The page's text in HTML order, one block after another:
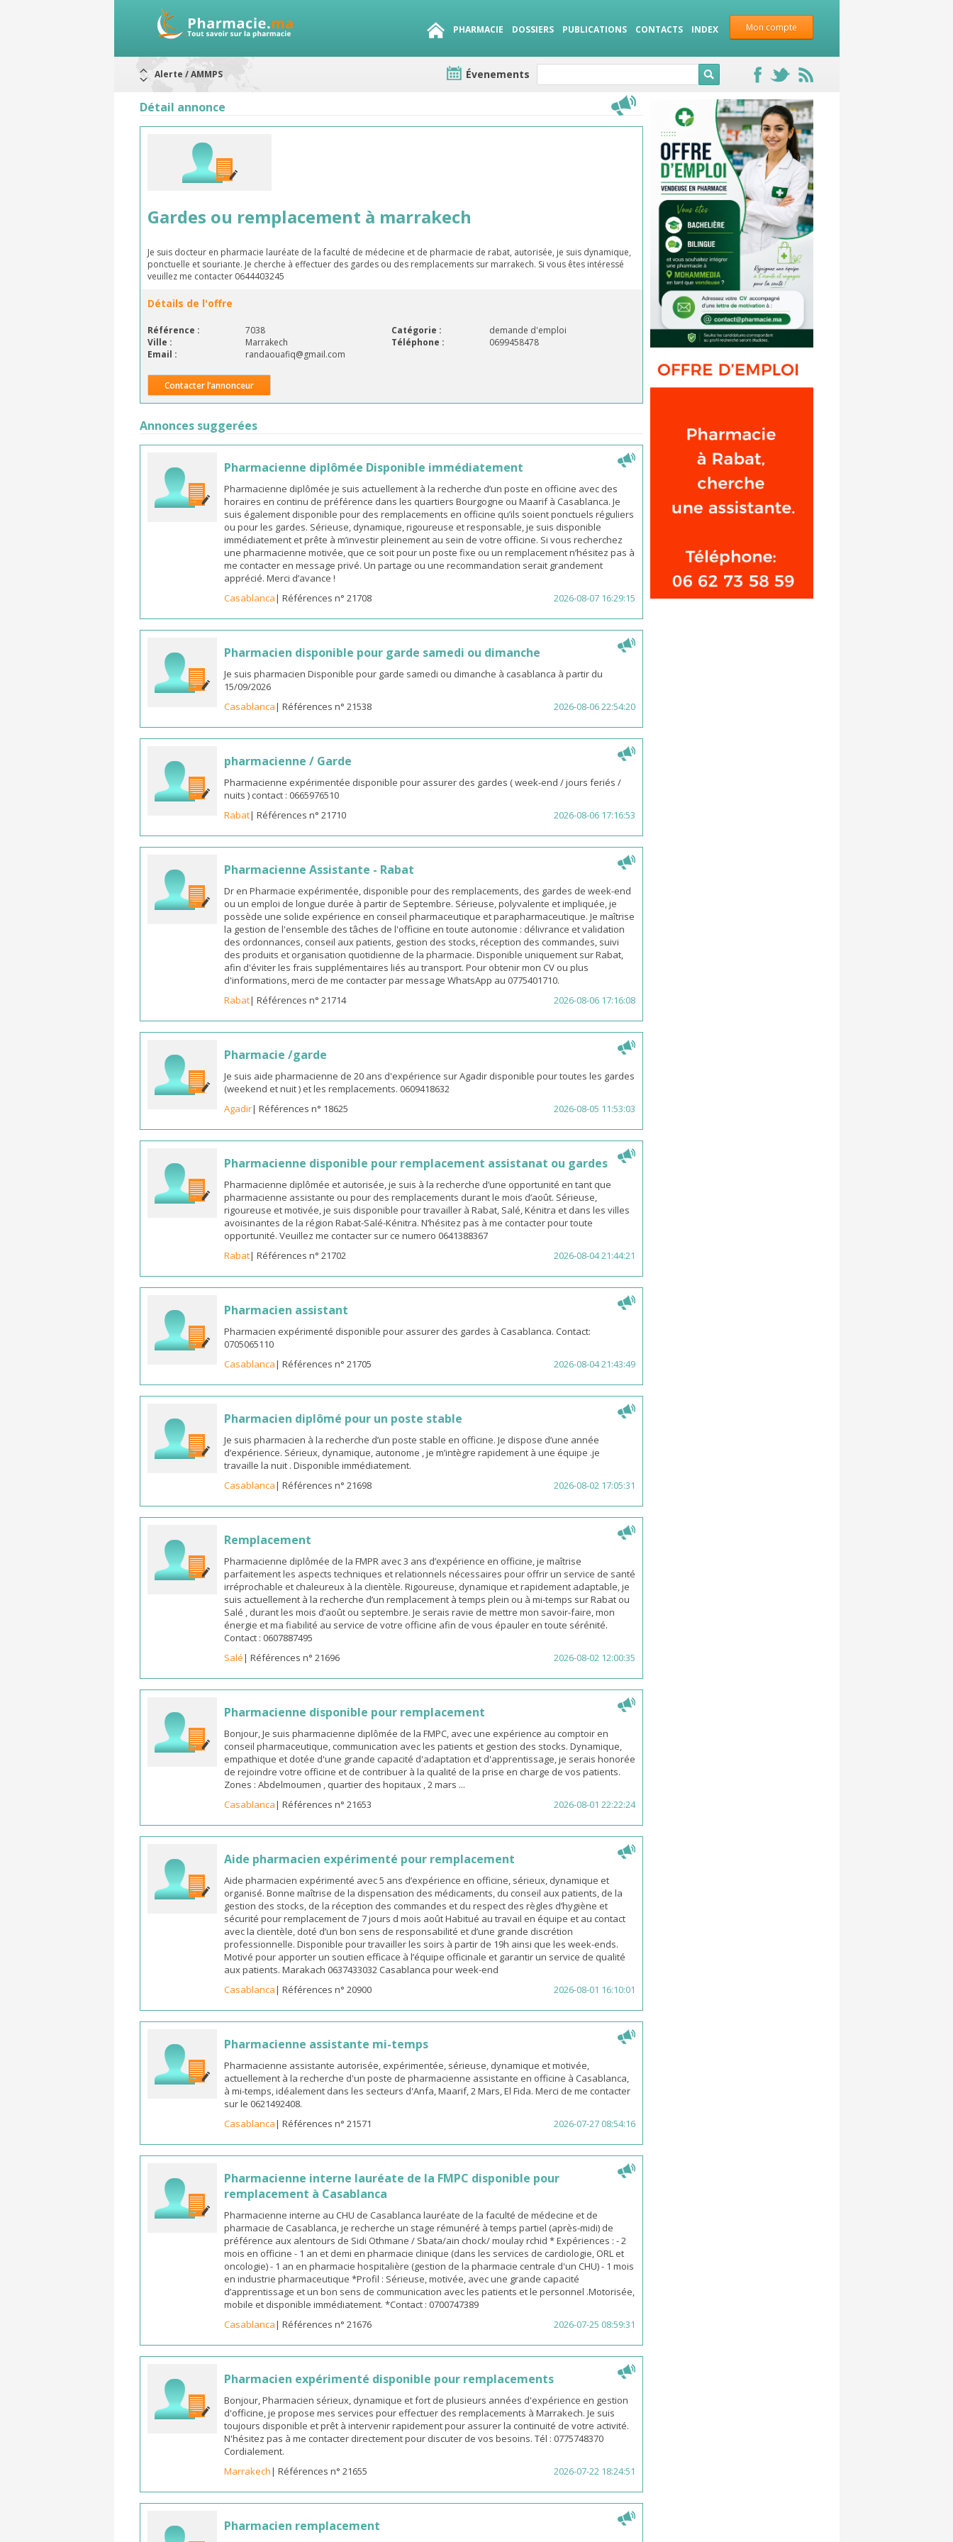
Mon compte
PHARMACIE DOSSIERS PUBLICATIONS CONTACTS INDEX
Alerte / AMMPS
ARRÊT DE COMMERCIALISATION
Rappel de lots : préparations lactées
Évenements
Détail annonce
Gardes ou remplacement à marrakech
Je suis docteur en pharmacie lauréate de la faculté de médecine et de pharmacie de rabat, autorisée, je suis dynamique,
ponctuelle et souriante. Je cherche à effectuer des gardes ou des remplacements sur marrakech. Si vous êtes intéressé
veuillez me contacter 0644403245
Détails de l'offre
Référence : 7038 Catégorie :
demande d'emploi
Ville :
Marrakech Téléphone :
0699458478
Email :
randaouafiq@gmail.com
Contacter l’annonceur
Annonces suggerées
Pharmacienne diplômée Disponible immédiatement
Pharmacienne diplômée je suis actuellement à la recherche d’un poste en officine avec des
horaires en continu de préférence dans les quartiers Bourgogne ou Maarif à Casablanca. Je
suis également disponible pour des remplacements en officine qu’ils soient ponctuels réguliers
ou pour les gardes. Sérieuse, dynamique, rigoureuse et responsable, je suis disponible
immédiatement et prête à m’investir pleinement au sein de votre officine. Si vous recherchez
une pharmacienne motivée, que ce soit pour un poste fixe ou un remplacement n’hésitez pas à
me contacter en message privé. Un partage ou une recommandation serait grandement
apprécié. Merci d’avance !
Casablanca| Références n° 21708 2026-08-07 16:29:15
Pharmacien disponible pour garde samedi ou dimanche
Je suis pharmacien Disponible pour garde samedi ou dimanche à casablanca à partir du
15/09/2026
Casablanca| Références n° 21538 2026-08-06 22:54:20
pharmacienne / Garde
Pharmacienne expérimentée disponible pour assurer des gardes ( week-end / jours feriés /
nuits ) contact : 0665976510
Rabat| Références n° 21710 2026-08-06 17:16:53
Pharmacienne Assistante - Rabat
Dr en Pharmacie expérimentée, disponible pour des remplacements, des gardes de week-end
ou un emploi de longue durée à partir de Septembre. Sérieuse, polyvalente et impliquée, je
possède une solide expérience en conseil pharmaceutique et parapharmaceutique. Je maîtrise
la gestion de l'ensemble des tâches de l'officine en toute autonomie : délivrance et validation
des ordonnances, conseil aux patients, gestion des stocks, réception des commandes, suivi
des produits et organisation quotidienne de la pharmacie. Disponible uniquement sur Rabat,
afin d'éviter les frais supplémentaires liés au transport. Pour obtenir mon CV ou plus
d'informations, merci de me contacter par message WhatsApp au 0775401710.
Rabat| Références n° 21714 2026-08-06 17:16:08
Pharmacie /garde
Je suis aide pharmacienne de 20 ans d'expérience sur Agadir disponible pour toutes les gardes
(weekend et nuit ) et les remplacements. 0609418632
Agadir| Références n° 18625 2026-08-05 11:53:03
Pharmacienne disponible pour remplacement assistanat ou gardes
Pharmacienne diplômée et autorisée, je suis à la recherche d’une opportunité en tant que
pharmacienne assistante ou pour des remplacements durant le mois d’août. Sérieuse,
rigoureuse et motivée, je suis disponible pour travailler à Rabat, Salé, Kénitra et dans les villes
avoisinantes de la région Rabat-Salé-Kénitra. N’hésitez pas à me contacter pour toute
opportunité. Veuillez me contacter sur ce numero 0641388367
Rabat| Références n° 21702 2026-08-04 21:44:21
Pharmacien assistant
Pharmacien expérimenté disponible pour assurer des gardes à Casablanca. Contact:
0705065110
Casablanca| Références n° 21705 2026-08-04 21:43:49
Pharmacien diplômé pour un poste stable
Je suis pharmacien à la recherche d’un poste stable en officine. Je dispose d’une année
d’expérience. Sérieux, dynamique, autonome , je m’intègre rapidement à une équipe .je
travaille la nuit . Disponible immédiatement.
Casablanca| Références n° 21698 2026-08-02 17:05:31
Remplacement
Pharmacienne diplômée de la FMPR avec 3 ans d’expérience en officine, je maîtrise
parfaitement les aspects techniques et relationnels nécessaires pour offrir un service de santé
irréprochable et chaleureux à la clientèle. Rigoureuse, dynamique et rapidement adaptable, je
suis actuellement à la recherche d’un remplacement à temps plein ou à mi-temps sur Rabat ou
Salé , durant les mois d’août ou septembre. Je serais ravie de mettre mon savoir-faire, mon
énergie et ma fiabilité au service de votre officine afin de vous épauler en toute sérénité.
Contact : 0607887495
Salé| Références n° 21696 2026-08-02 12:00:35
Pharmacienne disponible pour remplacement
Bonjour, Je suis pharmacienne diplômée de la FMPC, avec une expérience au comptoir en
conseil pharmaceutique, communication avec les patients et gestion des stocks. Dynamique,
empathique et dotée d'une grande capacité d'adaptation et d'apprentissage, je serais honorée
de rejoindre votre officine et de contribuer à la qualité de la prise en charge de vos patients.
Zones : Abdelmoumen , quartier des hopitaux , 2 mars ...
Casablanca| Références n° 21653 2026-08-01 22:22:24
Aide pharmacien expérimenté pour remplacement
Aide pharmacien expérimenté avec 5 ans d’expérience en officine, sérieux, dynamique et
organisé. Bonne maîtrise de la dispensation des médicaments, du conseil aux patients, de la
gestion des stocks, de la réception des commandes et du respect des règles d’hygiène et
sécurité pour remplacement de 7 jours d mois août Habitué au travail en équipe et au contact
avec la clientèle, doté d’un bon sens de responsabilité et d’une grande discrétion
professionnelle. Disponible pour travailler les soirs à partir de 19h ainsi que les week-ends.
Motivé pour apporter un soutien efficace à l’équipe officinale et garantir un service de qualité
aux patients. Marakach 0637433032 Casablanca pour week-end
Casablanca| Références n° 20900 2026-08-01 16:10:01
Pharmacienne assistante mi-temps
Pharmacienne assistante autorisée, expérimentée, sérieuse, dynamique et motivée,
actuellement à la recherche d'un poste de pharmacienne assistante en officine à Casablanca,
à mi-temps, idéalement dans les secteurs d'Anfa, Maarif, 2 Mars, El Fida. Merci de me contacter
sur le 0621492408.
Casablanca| Références n° 21571 2026-07-27 08:54:16
Pharmacienne interne lauréate de la FMPC disponible pour
remplacement à Casablanca
Pharmacienne interne au CHU de Casablanca lauréate de la faculté de médecine et de
pharmacie de Casablanca, je recherche un stage rémunéré à temps partiel (après-midi) de
préférence aux alentours de Sidi Othmane / Sbata/ain chock/ moulay rchid * Expériences : - 2
mois en officine - 1 an et demi en pharmacie clinique (dans les services de cardiologie, ORL et
oncologie) - 1 an en pharmacie hospitalière (gestion de la pharmacie centrale d'un CHU) - 1 mois
en industrie pharmaceutique *Profil : Sérieuse, motivée, avec une grande capacité
d’apprentissage et un bon sens de communication avec les patients et le personnel .Motorisée,
mobile et disponible immédiatement. *Contact : 0700747389
Casablanca| Références n° 21676 2026-07-25 08:59:31
Pharmacien expérimenté disponible pour remplacements
Bonjour, Pharmacien sérieux, dynamique et fort de plusieurs années d'expérience en gestion
d'officine, je propose mes services pour effectuer des remplacements à Marrakech. Je suis
toujours disponible et prêt à intervenir rapidement pour assurer la continuité de votre activité.
N'hésitez pas à me contacter directement pour discuter de vos besoins. Tél : 0775748370
Cordialement.
Marrakech| Références n° 21655 2026-07-22 18:24:51
Pharmacien remplacement